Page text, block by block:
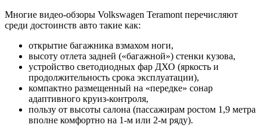
Многие видео-обзоры Volkswagen Teramont перечисляют
среди достоинств авто такие как:
открытие багажника взмахом ноги,
высоту отлета задней («багажной») стенки кузова,
устройство светодиодных фар ДХО (яркость и
продолжительность срока эксплуатации),
компактно размещенный на «передке» сонар
адаптивного круиз-контроля,
пользу от высоты салона (пассажирам ростом 1,9 метра
вполне комфортно на 1-м или 2-м ряду).